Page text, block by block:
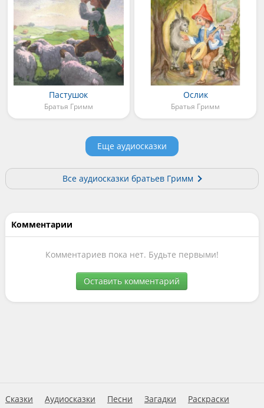
Пастушок
Братья Гримм
Ослик
Братья Гримм
Еще аудиосказки
Все аудиосказки братьев Гримм
Комментарии
Комментариев пока нет. Будьте первыми!
Оставить комментарий
Сказки Аудиосказки Песни Загадки Раскраски